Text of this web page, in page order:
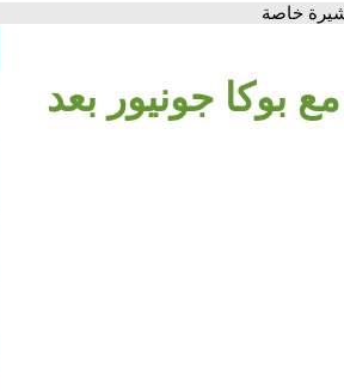
خاصة
بوكا جونيور بعد